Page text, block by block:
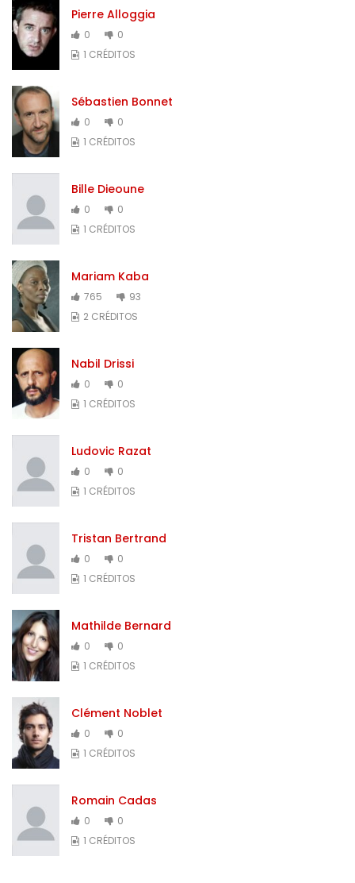
Pierre Alloggia
0
0
1 CRÉDITOS
Sébastien Bonnet
0
0
1 CRÉDITOS
Bille Dieoune
0
0
1 CRÉDITOS
Mariam Kaba
765
93
2 CRÉDITOS
Nabil Drissi
0
0
1 CRÉDITOS
Ludovic Razat
0
0
1 CRÉDITOS
Tristan Bertrand
0
0
1 CRÉDITOS
Mathilde Bernard
0
0
1 CRÉDITOS
Clément Noblet
0
0
1 CRÉDITOS
Romain Cadas
0
0
1 CRÉDITOS